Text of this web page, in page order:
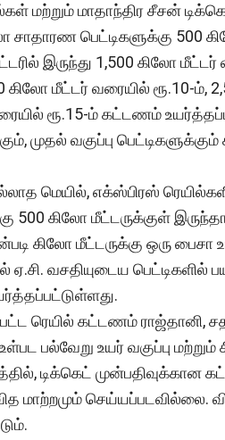
மற்றும் மாதாந்திர சீசன்
சாதாரண பெட்டிகளுக்கு 500
இருந்து 1,500 கிலோ மீட்டர்
கிலோ மீட்டர் வரையில் ரூ.10-ம்,
ரூ.15-ம் கட்டணம்
முதல் வகுப்பு
மெயில், எக்ஸ்பிரஸ்
500 கிலோ மீட்டருக்குள்
கிலோ மீட்டருக்கு ஒரு பைசா
ஏ.சி. வசதியுடைய
ரெயில் கட்டணம் ராஜ்தானி,
பல்வேறு உயர் வகுப்பு மற்றும்
டிக்கெட் முன்பதிவுக்கான
செய்யப்படவில்லை.